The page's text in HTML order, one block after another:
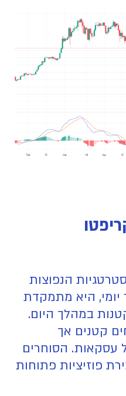
הנפוצות
יומי, היא מתמקדת
במהלך היום.
קטנים אך
הסוחרים
פוזיציות פתוחות